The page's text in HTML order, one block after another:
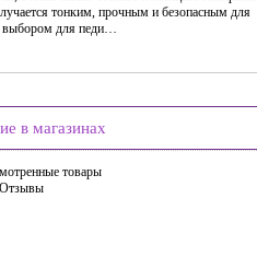
тонким, прочным и безопасным для
выбором для педи…
в магазинах
товары
Отзывы